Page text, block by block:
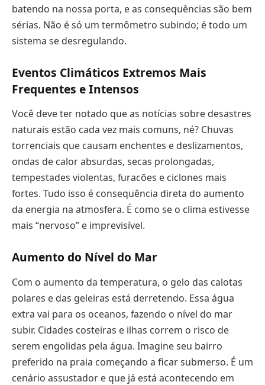
batendo na nossa porta, e as consequências são bem
sérias. Não é só um termômetro subindo; é todo um
sistema se desregulando.
Eventos Climáticos Extremos Mais
Frequentes e Intensos
Você deve ter notado que as notícias sobre desastres
naturais estão cada vez mais comuns, né? Chuvas
torrenciais que causam enchentes e deslizamentos,
ondas de calor absurdas, secas prolongadas,
tempestades violentas, furacões e ciclones mais
fortes. Tudo isso é consequência direta do aumento
da energia na atmosfera. É como se o clima estivesse
mais “nervoso” e imprevisível.
Aumento do Nível do Mar
Com o aumento da temperatura, o gelo das calotas
polares e das geleiras está derretendo. Essa água
extra vai para os oceanos, fazendo o nível do mar
subir. Cidades costeiras e ilhas correm o risco de
serem engolidas pela água. Imagine seu bairro
preferido na praia começando a ficar submerso. É um
cenário assustador e que já está acontecendo em